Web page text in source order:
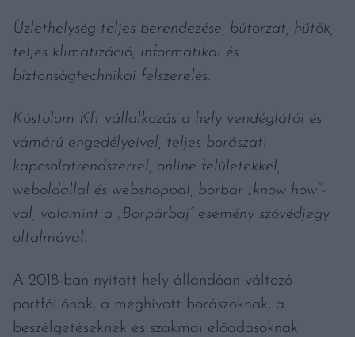
Üzlethelység teljes berendezése, bútorzat, hűtők,
teljes klimatizáció, informatikai és
biztonságtechnikai felszerelés.
Kóstolom Kft vállalkozás a hely vendéglátói és
vámárú engedélyeivel, teljes borászati
kapcsolatrendszerrel, online felületekkel,
weboldallal és webshoppal, borbár „know how”-
val, valamint a „Borpárbaj” esemény szóvédjegy
oltalmával.
A 2018-ban nyitott hely állandóan változó
portfóliónak, a meghívott borászoknak, a
beszélgetéseknek és szakmai előadásoknak